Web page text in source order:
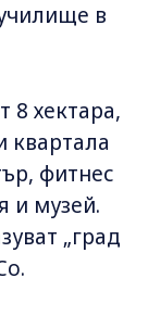
в
8 хектара,
квартала
фитнес
и музей.
„град